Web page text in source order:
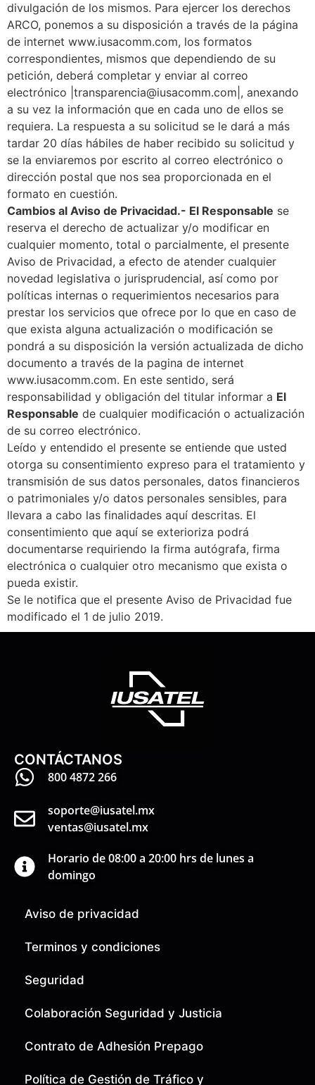
divulgación de los mismos. Para ejercer los derechos
ARCO, ponemos a su disposición a través de la página
de internet www.iusacomm.com, los formatos
correspondientes, mismos que dependiendo de su
petición, deberá completar y enviar al correo
electrónico |transparencia@iusacomm.com|, anexando
a su vez la información que en cada uno de ellos se
requiera. La respuesta a su solicitud se le dará a más
tardar 20 días hábiles de haber recibido su solicitud y
se la enviaremos por escrito al correo electrónico o
dirección postal que nos sea proporcionada en el
formato en cuestión.
Cambios al Aviso de Privacidad.- El Responsable se
reserva el derecho de actualizar y/o modificar en
cualquier momento, total o parcialmente, el presente
Aviso de Privacidad, a efecto de atender cualquier
novedad legislativa o jurisprudencial, así como por
políticas internas o requerimientos necesarios para
prestar los servicios que ofrece por lo que en caso de
que exista alguna actualización o modificación se
pondrá a su disposición la versión actualizada de dicho
documento a través de la pagina de internet
www.iusacomm.com. En este sentido, será
responsabilidad y obligación del titular informar a El
Responsable de cualquier modificación o actualización
de su correo electrónico.
Leído y entendido el presente se entiende que usted
otorga su consentimiento expreso para el tratamiento y
transmisión de sus datos personales, datos financieros
o patrimoniales y/o datos personales sensibles, para
llevara a cabo las finalidades aquí descritas. El
consentimiento que aquí se exterioriza podrá
documentarse requiriendo la firma autógrafa, firma
electrónica o cualquier otro mecanismo que exista o
pueda existir.
Se le notifica que el presente Aviso de Privacidad fue
modificado el 1 de julio 2019.
CONTÁCTANOS
800 4872 266
soporte@iusatel.mx
ventas@iusatel.mx
Horario de 08:00 a 20:00 hrs de lunes a
domingo
Aviso de privacidad
Terminos y condiciones
Seguridad
Colaboración Seguridad y Justicia
Contrato de Adhesión Prepago
Política de Gestión de Tráfico y